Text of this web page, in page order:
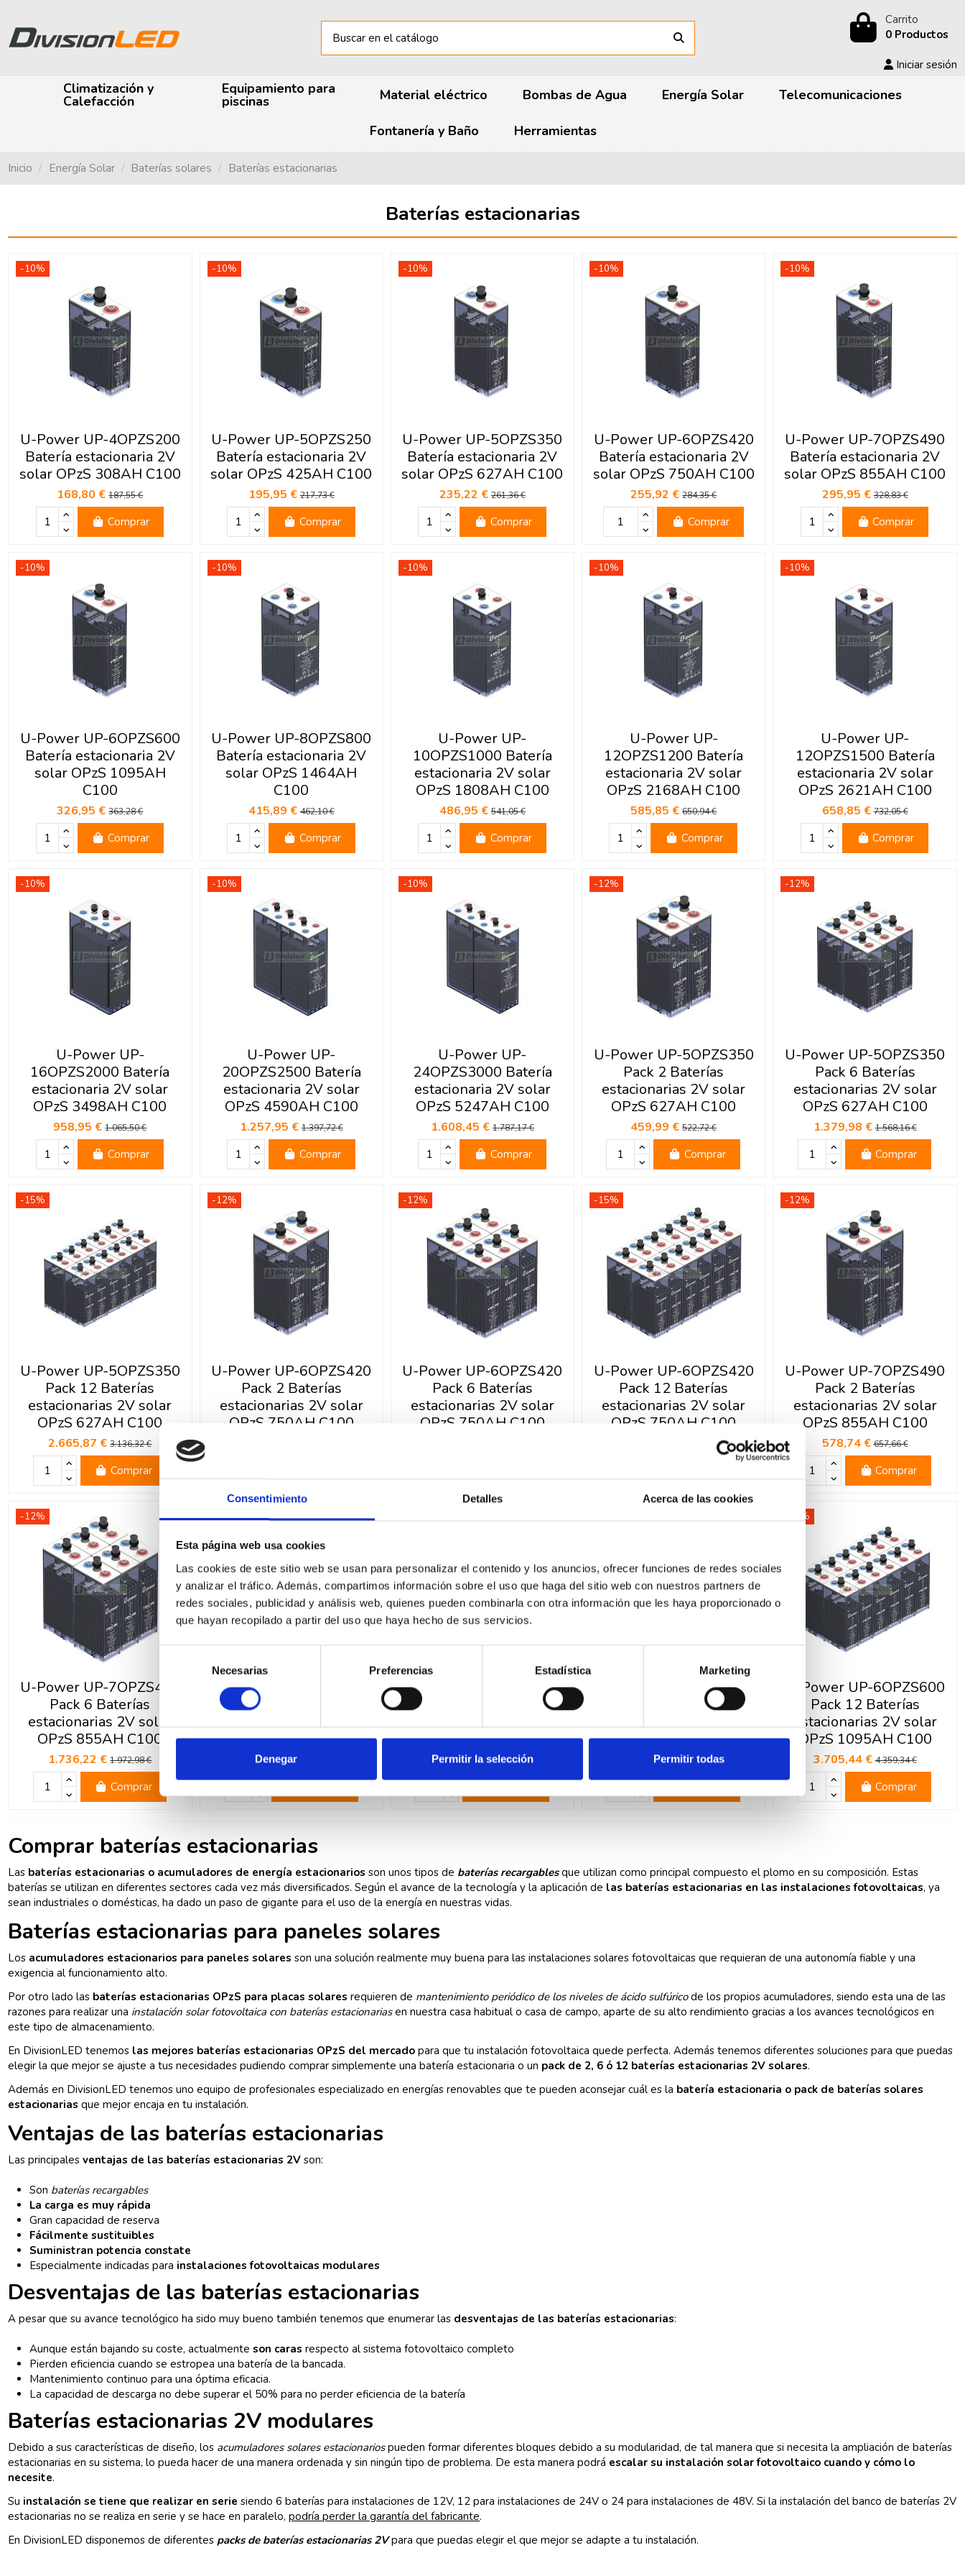
Consentimiento Detalles Acerca de las cookies
Esta página web usa cookies
Las cookies de este sitio web se usan para personalizar el contenido y los anuncios, ofrecer funciones de redes sociales
y analizar el tráfico. Además, compartimos información sobre el uso que haga del sitio web con nuestros partners de
redes sociales, publicidad y análisis web, quienes pueden combinarla con otra información que les haya proporcionado o
que hayan recopilado a partir del uso que haya hecho de sus servicios.
consentimiento
Necesarias Preferencias Estadística Marketing
Denegar Permitir la selección Permitir todas
Carrito
0 Productos
Iniciar sesión
Climatización y
Calefacción
Equipamiento para
piscinas Material eléctrico Bombas de Agua Energía Solar Telecomunicaciones
Fontanería y Baño Herramientas
Inicio Energía Solar Baterías solares Baterías estacionarias
Baterías estacionarias
-10%
U-Power UP-4OPZS200
Batería estacionaria 2V
solar OPzS 308AH C100
168,80 €187,55 €
Comprar
-10%
U-Power UP-5OPZS250
Batería estacionaria 2V
solar OPzS 425AH C100
195,95 €217,73 €
Comprar
-10%
U-Power UP-5OPZS350
Batería estacionaria 2V
solar OPzS 627AH C100
235,22 € 261,36 €
Comprar
-10%
U-Power UP-6OPZS420
Batería estacionaria 2V
solar OPzS 750AH C100
255,92 €284,35 €
Comprar
-10%
U-Power UP-7OPZS490
Batería estacionaria 2V
solar OPzS 855AH C100
295,95 €328,83 €
Comprar
-10%
U-Power UP-6OPZS600
Batería estacionaria 2V
solar OPzS 1095AH
C100
326,95 €363,28 €
Comprar
-10%
U-Power UP-8OPZS800
Batería estacionaria 2V
solar OPzS 1464AH
C100
415,89 €462,10 €
Comprar
-10%
U-Power UP-
10OPZS1000 Batería
estacionaria 2V solar
OPzS 1808AH C100
486,95 € 541,05 €
Comprar
-10%
U-Power UP-
12OPZS1200 Batería
estacionaria 2V solar
OPzS 2168AH C100
585,85 €650,94 €
Comprar
-10%
U-Power UP-
12OPZS1500 Batería
estacionaria 2V solar
OPzS 2621AH C100
658,85 €732,05 €
Comprar
-10%
U-Power UP-
16OPZS2000 Batería
estacionaria 2V solar
OPzS 3498AH C100
958,95 €1.065,50 €
Comprar
-10%
U-Power UP-
20OPZS2500 Batería
estacionaria 2V solar
OPzS 4590AH C100
1.257,95 €1.397,72 €
Comprar
-10%
U-Power UP-
24OPZS3000 Batería
estacionaria 2V solar
OPzS 5247AH C100
1.608,45 € 1.787,17 €
Comprar
-12%
U-Power UP-5OPZS350
Pack 2 Baterías
estacionarias 2V solar
OPzS 627AH C100
459,99 €522,72 €
Comprar
-12%
U-Power UP-5OPZS350
Pack 6 Baterías
estacionarias 2V solar
OPzS 627AH C100
1.379,98 €1.568,16 €
Comprar
-15%
U-Power UP-5OPZS350
Pack 12 Baterías
estacionarias 2V solar
OPzS 627AH C100
2.665,87 €3.136,32 €
Comprar
-12%
U-Power UP-6OPZS420
Pack 2 Baterías
estacionarias 2V solar
OPzS 750AH C100
-12%
U-Power UP-6OPZS420
Pack 6 Baterías
estacionarias 2V solar
OPzS 750AH C100
-15%
U-Power UP-6OPZS420
Pack 12 Baterías
estacionarias 2V solar
OPzS 750AH C100
3.412,20 €
-12%
U-Power UP-7OPZS490
Pack 2 Baterías
estacionarias 2V solar
OPzS 855AH C100
578,74 €657,66 €
Comprar
-12%
U-Power UP-7OPZS490
Pack 6 Baterías
estacionarias 2V solar
OPzS 855AH C100
1.736,22 €1.972,98 €
Comprar
-15%
U-Power UP-7OPZS490
Pack 12 Baterías
estacionarias 2V solar
OPzS 855AH C100
3.353,24 €
U-Power UP-6OPZS600
estacionarias 2V solar
OPzS 1095AH C100
639,37 €726,56 €
U-Power UP-6OPZS600
Pack 6 Baterías
estacionarias 2V solar
OPzS 1095AH C100
1.918,11 €2.179,67 €
-15%
U-Power UP-6OPZS600
Pack 12 Baterías
estacionarias 2V solar
OPzS 1095AH C100
3.705,44 €4.359,34 €
Comprar
Comprar baterías estacionarias
Las baterías estacionarias o acumuladores de energía estacionarios son unos tipos de baterías recargablesque utilizan como principal compuesto el plomo en su composición. Estas
baterías se utilizan en diferentes sectores cada vez más diversificados. Según el avance de la tecnología y la aplicación de las baterías estacionarias en las instalaciones fotovoltaicas, ya
sean industriales o domésticas, ha dado un paso de gigante para el uso de la energía en nuestras vidas.
Baterías estacionarias para paneles solares
Los acumuladores estacionarios para paneles solares son una solución realmente muy buena para las instalaciones solares fotovoltaicas que requieran de una autonomía fiable y una
exigencia al funcionamiento alto.
Por otro lado las baterías estacionarias OPzS para placas solares requieren de mantenimiento periódico de los niveles de ácido sulfúricode los propios acumuladores, siendo esta una de las
razones para realizar una instalación solar fotovoltaica con baterías estacionariasen nuestra casa habitual o casa de campo, aparte de su alto rendimiento gracias a los avances tecnológicos en
este tipo de almacenamiento.
En DivisionLED tenemos las mejores baterías estacionarias OPzS del mercado para que tu instalación fotovoltaica quede perfecta. Además tenemos diferentes soluciones para que puedas
elegir la que mejor se ajuste a tus necesidades pudiendo comprar simplemente una batería estacionaria o un pack de 2, 6 ó 12 baterías estacionarias 2V solares.
Además en DivisionLED tenemos uno equipo de profesionales especializado en energías renovables que te pueden aconsejar cuál es la batería estacionaria o pack de baterías solares
estacionarias que mejor encaja en tu instalación.
Ventajas de las baterías estacionarias
Las principalesventajas de las baterías estacionarias 2V son:
Son baterías recargables
La carga es muy rápida
Gran capacidad de reserva
Fácilmente sustituibles
Suministran potencia constate
Especialmente indicadas para instalaciones fotovoltaicas modulares
Desventajas de las baterías estacionarias
A pesar que su avance tecnológico ha sido muy bueno también tenemos que enumerar las desventajas de las baterías estacionarias:
Aunque están bajando su coste, actualmenteson caras respecto al sistema fotovoltaico completo
Pierden eficiencia cuando se estropea una batería de la bancada.
Mantenimiento continuo para una óptima eficacia.
La capacidad de descarga no debe superar el 50% para no perder eficiencia de la batería
Baterías estacionarias 2V modulares
Debido a sus características de diseño, los acumuladores solares estacionariospueden formar diferentes bloques debido a su modularidad, de tal manera que si necesita la ampliación de baterías
estacionarias en su sistema, lo pueda hacer de una manera ordenada y sin ningún tipo de problema. De esta manera podrá escalar su instalación solar fotovoltaico cuando y cómo lo
necesite.
Su instalación se tiene que realizar en serie siendo 6 baterías para instalaciones de 12V, 12 para instalaciones de 24V o 24 para instalaciones de 48V. Si la instalación del banco de baterías 2V
estacionarias no se realiza en serie y se hace en paralelo,podría perder la garantía del fabricante.
En DivisionLED disponemos de diferentes packs de baterías estacionarias 2Vpara que puedas elegir el que mejor se adapte a tu instalación.